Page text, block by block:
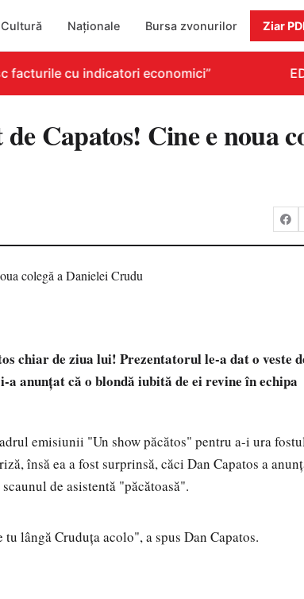
Cultură Naționale Bursa zvonurilor Ziar
facturile cu indicatori economici”
Capatos! Cine e noua
chiar de ziua lui! Prezentatorul le-a dat o veste
anunţat că o blondă iubită de ei revine în echipa
emisiunii "Un show păcătos" pentru a-i ura
însă ea a fost surprinsă, căci Dan Capatos a
de asistentă "păcătoasă".
lângă Cruduţa acolo", a spus Dan Capatos.